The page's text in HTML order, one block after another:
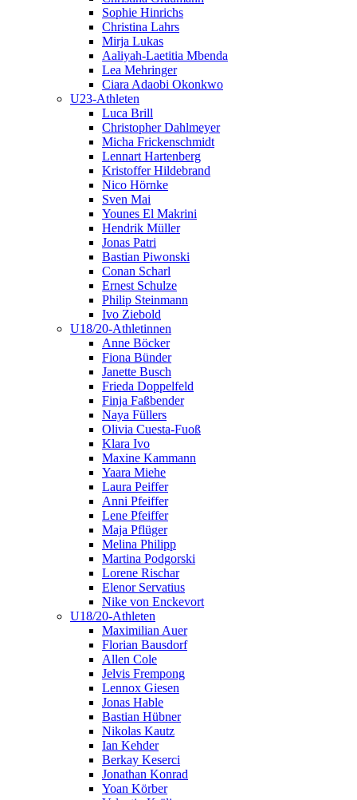
Sophie Hinrichs
Christina Lahrs
Mirja Lukas
Aaliyah-Laetitia Mbenda
Lea Mehringer
Ciara Adaobi Okonkwo
U23-Athleten
Luca Brill
Christopher Dahlmeyer
Micha Frickenschmidt
Lennart Hartenberg
Kristoffer Hildebrand
Nico Hörnke
Sven Mai
Younes El Makrini
Hendrik Müller
Jonas Patri
Bastian Piwonski
Conan Scharl
Ernest Schulze
Philip Steinmann
Ivo Ziebold
U18/20-Athletinnen
Anne Böcker
Fiona Bünder
Janette Busch
Frieda Doppelfeld
Finja Faßbender
Naya Füllers
Olivia Cuesta-Fuoß
Klara Ivo
Maxine Kammann
Yaara Miehe
Laura Peiffer
Anni Pfeiffer
Lene Pfeiffer
Maja Pflüger
Melina Philipp
Martina Podgorski
Lorene Rischar
Elenor Servatius
Nike von Enckevort
U18/20-Athleten
Maximilian Auer
Florian Bausdorf
Allen Cole
Jelvis Frempong
Lennox Giesen
Jonas Hable
Bastian Hübner
Nikolas Kautz
Ian Kehder
Berkay Keserci
Jonathan Konrad
Yoan Körber